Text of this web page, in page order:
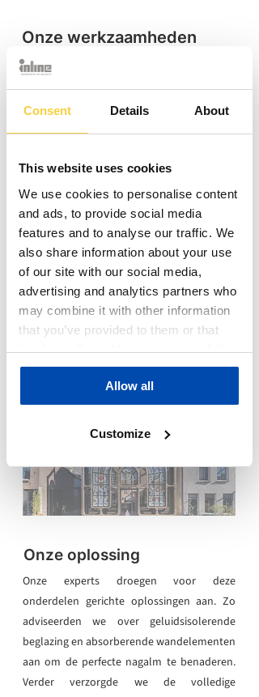
Consent Details About
This website uses cookies
We use cookies to personalise content
and ads, to provide social media
features and to analyse our traffic. We
also share information about your use
of our site with our social media,
advertising and analytics partners who
may combine it with other information
that you’ve provided to them or that
they’ve collected from your use of their
services.
Allow all
Customize
Onze werkzaamheden
De eerste stap in de transitie naar cultureel
centrum was een bodemonderzoek,
uitgevoerd door onze zusterorganisatie BK
diende een BUS-melding (Besluit Uniforme
Saneringen) te worden uitgevoerd. Gelukkig
vormde dit geen bezwaar. Equipe Adviseurs
verzorgde vervolgens de benodigde
onderzoeken voor luchtgeluidisolatie,
nagalm en stikstof. Uit de bouwkundige
opname bleek een beperkte geluidsisolatie
en lokaal een zwakke constructie. Ook was
de gemiddelde nagalmtijd 1,9 seconde, wat
ruim boven de ideale nagalmtijd ligt (0,5-0,6
seconde).
Onze oplossing
Onze experts droegen voor deze
onderdelen gerichte oplossingen aan. Zo
adviseerden we over geluidsisolerende
beglazing en absorberende wandelementen
aan om de perfecte nagalm te benaderen.
Verder verzorgde we de volledige